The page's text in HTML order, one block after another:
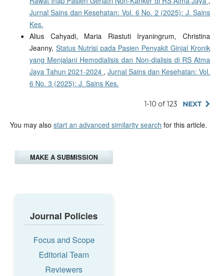
Jurnal Sains dan Kesehatan: Vol. 6 No. 2 (2025): J. Sains
Kes.
Alius Cahyadi, Maria Riastuti Iryaningrum, Christina
Jeanny, Status Nutrisi pada Pasien Penyakit Ginjal Kronik
yang Menjalani Hemodialisis dan Non-dialisis di RS Atma
Jaya Tahun 2021-2024 ,Jurnal Sains dan Kesehatan: Vol.
6 No. 3 (2025): J. Sains Kes.
1-10 of 123 NEXT
You may also start an advanced similarity search for this article.
MAKE A SUBMISSION
Journal Policies
Focus and Scope
Editorial Team
Reviewers